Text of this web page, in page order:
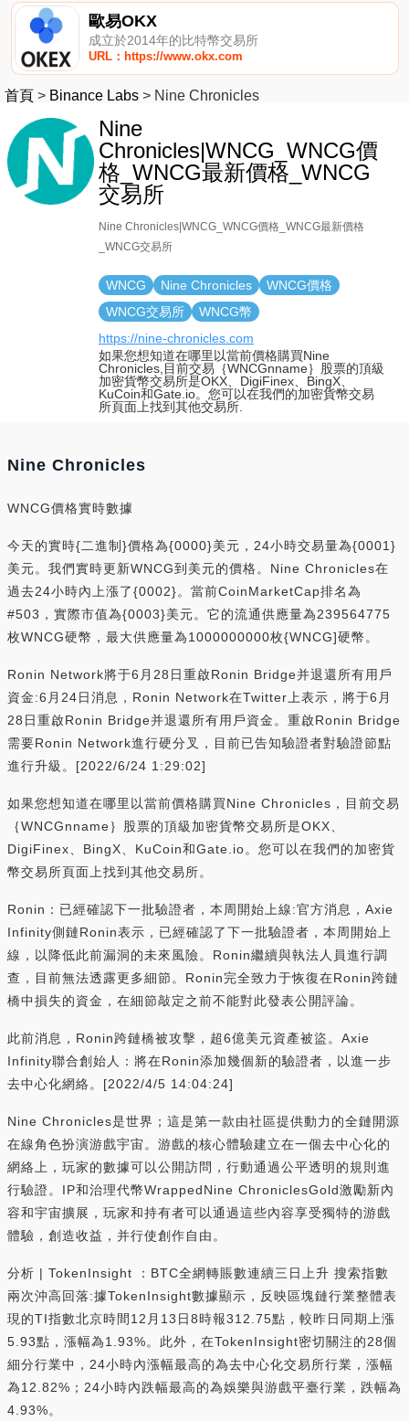
歐易OKX
成立於2014年的比特幣交易所
URL：https://www.okx.com
首頁 > Binance Labs > Nine Chronicles
Nine
Chronicles|WNCG_WNCG價
格_WNCG最新價格_WNCG
交易所
Nine Chronicles|WNCG_WNCG價格_WNCG最新價格
_WNCG交易所
WNCG Nine Chronicles
WNCG價格
WNCG交易所
WNCG幣
https://nine-chronicles.com
如果您想知道在哪里以當前價格購買Nine
Chronicles,目前交易｛WNCGnname｝股票的頂級
加密貨幣交易所是OKX、DigiFinex、BingX、
KuCoin和Gate.io。您可以在我們的加密貨幣交易
所頁面上找到其他交易所.
Nine Chronicles
WNCG價格實時數據
今天的實時{二進制}價格為{0000}美元，24小時交易量為{0001}
美元。我們實時更新WNCG到美元的價格。Nine Chronicles在
過去24小時內上漲了{0002}。當前CoinMarketCap排名為
#503，實際市值為{0003}美元。它的流通供應量為239564775
枚WNCG硬幣，最大供應量為1000000000枚{WNCG]硬幣。
Ronin Network將于6月28日重啟Ronin Bridge并退還所有用戶
資金:6月24日消息，Ronin Network在Twitter上表示，將于6月
28日重啟Ronin Bridge并退還所有用戶資金。重啟Ronin Bridge
需要Ronin Network進行硬分叉，目前已告知驗證者對驗證節點
進行升級。[2022/6/24 1:29:02]
如果您想知道在哪里以當前價格購買Nine Chronicles，目前交易
｛WNCGnname｝股票的頂級加密貨幣交易所是OKX、
DigiFinex、BingX、KuCoin和Gate.io。您可以在我們的加密貨
幣交易所頁面上找到其他交易所。
Ronin：已經確認下一批驗證者，本周開始上線:官方消息，Axie
Infinity側鏈Ronin表示，已經確認了下一批驗證者，本周開始上
線，以降低此前漏洞的未來風險。Ronin繼續與執法人員進行調
查，目前無法透露更多細節。Ronin完全致力于恢復在Ronin跨鏈
橋中損失的資金，在細節敲定之前不能對此發表公開評論。
此前消息，Ronin跨鏈橋被攻擊，超6億美元資產被盜。Axie
Infinity聯合創始人：將在Ronin添加幾個新的驗證者，以進一步
去中心化網絡。[2022/4/5 14:04:24]
Nine Chronicles是世界；這是第一款由社區提供動力的全鏈開源
在線角色扮演游戲宇宙。游戲的核心體驗建立在一個去中心化的
網絡上，玩家的數據可以公開訪問，行動通過公平透明的規則進
行驗證。IP和治理代幣WrappedNine ChroniclesGold激勵新內
容和宇宙擴展，玩家和持有者可以通過這些內容享受獨特的游戲
體驗，創造收益，并行使創作自由。
分析 | TokenInsight ：BTC全網轉賬數連續三日上升 搜索指數
兩次沖高回落:據TokenInsight數據顯示，反映區塊鏈行業整體表
現的TI指數北京時間12月13日8時報312.75點，較昨日同期上漲
5.93點，漲幅為1.93%。此外，在TokenInsight密切關注的28個
細分行業中，24小時內漲幅最高的為去中心化交易所行業，漲幅
為12.82%；24小時內跌幅最高的為娛樂與游戲平臺行業，跌幅為
4.93%。